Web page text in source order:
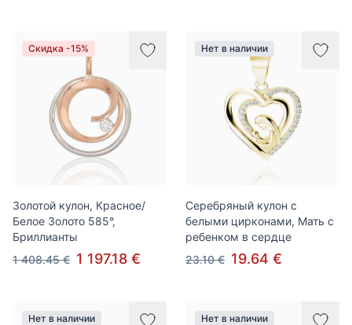
Скидка -15%
Золотой кулон, Красное/
Белое Золото 585°,
Бриллианты
1 408.45 € 1 197.18 €
Нет в наличии
Серебряный кулон с
белыми цирконами, Мать с
ребенком в сердце
23.10 € 19.64 €
Нет в наличии Нет в наличии